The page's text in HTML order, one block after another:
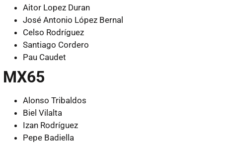
Aitor Lopez Duran
José Antonio López Bernal
Celso Rodríguez
Santiago Cordero
Pau Caudet
MX65
Alonso Tribaldos
Biel Vilalta
Izan Rodríguez
Pepe Badiella